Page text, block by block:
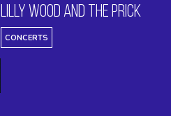
Lilly Wood and The Prick
CONCERTS